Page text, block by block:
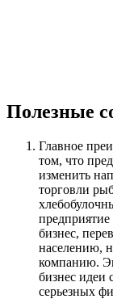
Полезные
Главное
том, что
изменить
торговли
бизнес,
населению,
компанию.
бизнес идеи
серьезных